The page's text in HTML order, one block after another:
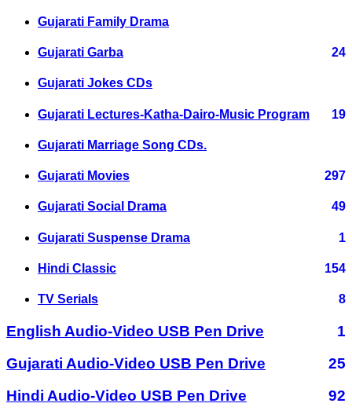
Gujarati Family Drama
Gujarati Garba 24
Gujarati Jokes CDs
Gujarati Lectures-Katha-Dairo-Music Program 19
Gujarati Marriage Song CDs.
Gujarati Movies 297
Gujarati Social Drama 49
Gujarati Suspense Drama 1
Hindi Classic 154
TV Serials 8
English Audio-Video USB Pen Drive
1
Gujarati Audio-Video USB Pen Drive
25
Hindi Audio-Video USB Pen Drive
92